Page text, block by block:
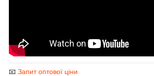
📧 Запит оптової ціни